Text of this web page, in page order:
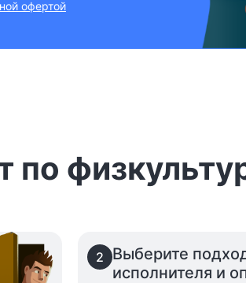
офертой
по
2
Выберите
исполнителя и